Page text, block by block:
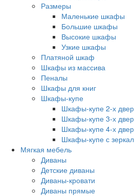
Размеры
Маленькие шкафы
Большие шкафы
Высокие шкафы
Узкие шкафы
Платяной шкаф
Шкафы из массива
Пеналы
Шкафы для книг
Шкафы-купе
Шкафы-купе 2-х
Шкафы-купе 3-х
Шкафы-купе 4-х
Шкафы-купе с
Мягкая мебель
Диваны
Детские диваны
Диваны-кровати
Диваны прямые